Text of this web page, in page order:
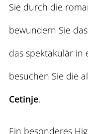
Sie durch die
bewundern Sie
das spektakulär in
besuchen Sie die
Cetinje.
Ein besonderes